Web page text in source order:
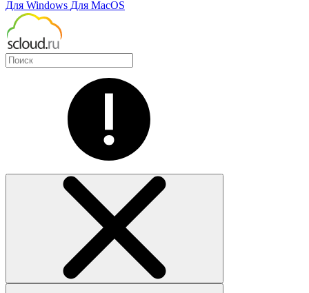
Для Windows Для MacOS